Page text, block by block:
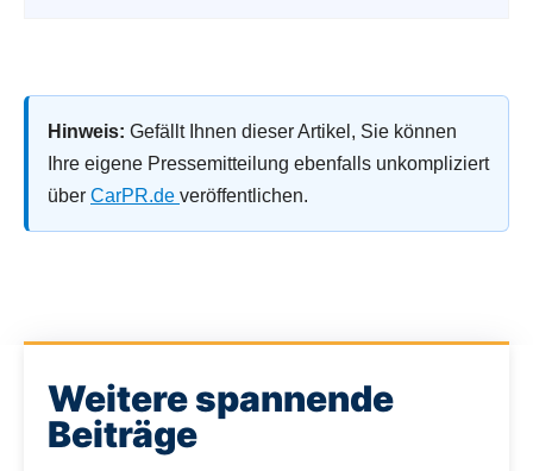
Hinweis: Gefällt Ihnen dieser Artikel, Sie können
Ihre eigene Pressemitteilung ebenfalls unkompliziert
über CarPR.de veröffentlichen.
Weitere spannende
Beiträge